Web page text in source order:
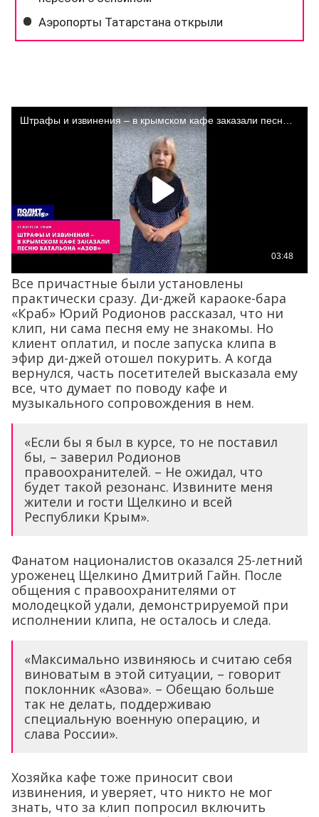
Все причастные были установлены
практически сразу. Ди-джей караоке-бара
«Краб» Юрий Родионов рассказал, что ни
клип, ни сама песня ему не знакомы. Но
клиент оплатил, и после запуска клипа в
эфир ди-джей отошел покурить. А когда
вернулся, часть посетителей высказала ему
все, что думает по поводу кафе и
музыкального сопровождения в нем.
«Если бы я был в курсе, то не поставил
бы, – заверил Родионов
правоохранителей. – Не ожидал, что
будет такой резонанс. Извините меня
жители и гости Щелкино и всей
Республики Крым».
Фанатом националистов оказался 25-летний
уроженец Щелкино Дмитрий Гайн. После
общения с правоохранителями от
молодецкой удали, демонстрируемой при
исполнении клипа, не осталось и следа.
«Максимально извиняюсь и считаю себя
виноватым в этой ситуации, – говорит
поклонник «Азова». – Обещаю больше
так не делать, поддерживаю
специальную военную операцию, и
слава России».
Хозяйка кафе тоже приносит свои
извинения, и уверяет, что никто не мог
знать, что за клип попросил включить